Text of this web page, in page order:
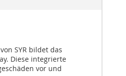
SYR bildet das
Diese integrierte
vor und